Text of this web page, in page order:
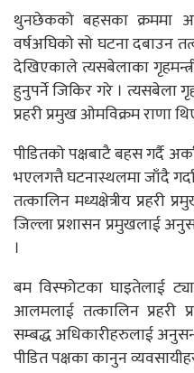
थुनछेकको बहसका क्रममा
वर्षअघिको सो घटना दबाउन
देखिएकाले त्यसबेलाका
हुनुपर्ने जिकिर गरे । त्यसबेला
प्रहरी प्रमुख ओमविक्रम राणा
पीडितको पक्षबाटै बहस गर्दै
भएलगत्तै घटनास्थलमा जाँदै
तत्कालिन मध्यक्षेत्रीय प्रहरी
जिल्ला प्रशासन प्रमुखलाई
।
बम विस्फोटका घाइतेलाई
आलमलाई तत्कालिन प्रहरी
सम्बद्ध अधिकारीहरुलाई
पीडित पक्षका कानुन